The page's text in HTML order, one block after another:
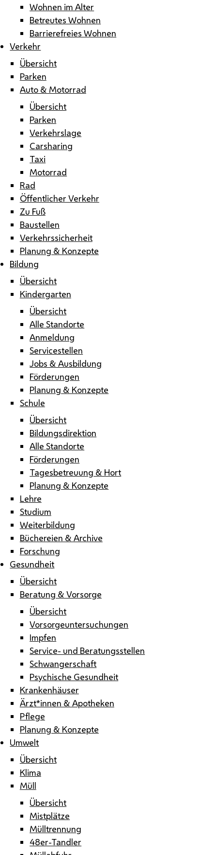
Wohnen im Alter
Betreutes Wohnen
Barrierefreies Wohnen
Verkehr
Übersicht
Parken
Auto & Motorrad
Übersicht
Parken
Verkehrslage
Carsharing
Taxi
Motorrad
Rad
Öffentlicher Verkehr
Zu Fuß
Baustellen
Verkehrssicherheit
Planung & Konzepte
Bildung
Übersicht
Kindergarten
Übersicht
Alle Standorte
Anmeldung
Servicestellen
Jobs & Ausbildung
Förderungen
Planung & Konzepte
Schule
Übersicht
Bildungsdirektion
Alle Standorte
Förderungen
Tagesbetreuung & Hort
Planung & Konzepte
Lehre
Studium
Weiterbildung
Büchereien & Archive
Forschung
Gesundheit
Übersicht
Beratung & Vorsorge
Übersicht
Vorsorgeuntersuchungen
Impfen
Service- und Beratungsstellen
Schwangerschaft
Psychische Gesundheit
Krankenhäuser
Ärzt*innen & Apotheken
Pflege
Planung & Konzepte
Umwelt
Übersicht
Klima
Müll
Übersicht
Mistplätze
Mülltrennung
48er-Tandler